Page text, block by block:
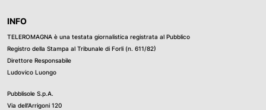
INFO
TELEROMAGNA è una testata giornalistica registrata al Pubblico
Registro della Stampa al Tribunale di Forli (n. 611/82)
Direttore Responsabile
Ludovico Luongo
Pubblisole S.p.A.
Via dell’Arrigoni 120